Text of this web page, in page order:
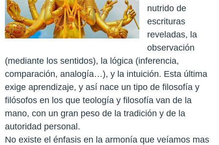
nutrido de
escrituras
reveladas, la
observación
(mediante los sentidos), la lógica (inferencia,
comparación, analogía…), y la intuición. Esta última
exige aprendizaje, y así nace un tipo de filosofía y
filósofos en los que teología y filosofía van de la
mano, con un gran peso de la tradición y de la
autoridad personal.
No existe el énfasis en la armonía que veíamos mas